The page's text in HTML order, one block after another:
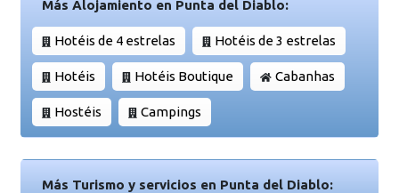
Más Alojamiento en Punta del Diablo:
Hotéis de 4 estrelas Hotéis de 3 estrelas
Hotéis Hotéis Boutique Cabanhas
Hostéis Campings
Más Turismo y servicios en Punta del Diablo: